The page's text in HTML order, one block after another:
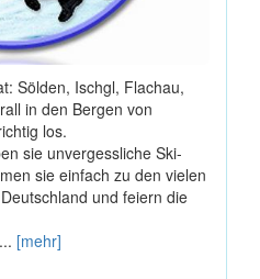
Sölden, Ischgl, Flachau,
in den Bergen von
los.
sie unvergessliche Ski-
sie einfach zu den vielen
und feiern die
[mehr]